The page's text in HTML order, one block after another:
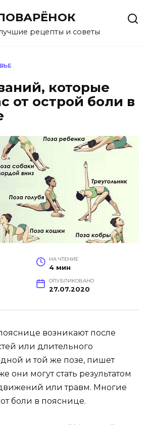
рецепты и советы
которые
от острой боли в
НА ЧТЕНИЕ
4 мин
ОПУБЛИКОВАНО
27.07.2020
возникают после
или длительного
и той же позе, пишет
они могут стать результатом
или травм. Многие
боли в пояснице.